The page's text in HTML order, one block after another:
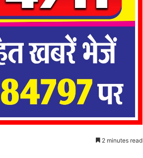
2 minutes read